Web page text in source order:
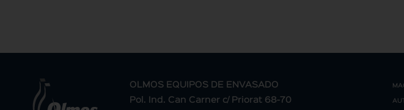
OLMOS EQUIPOS DE ENVASADO
Pol. Ind. Can Carner c/ Priorat 68-70